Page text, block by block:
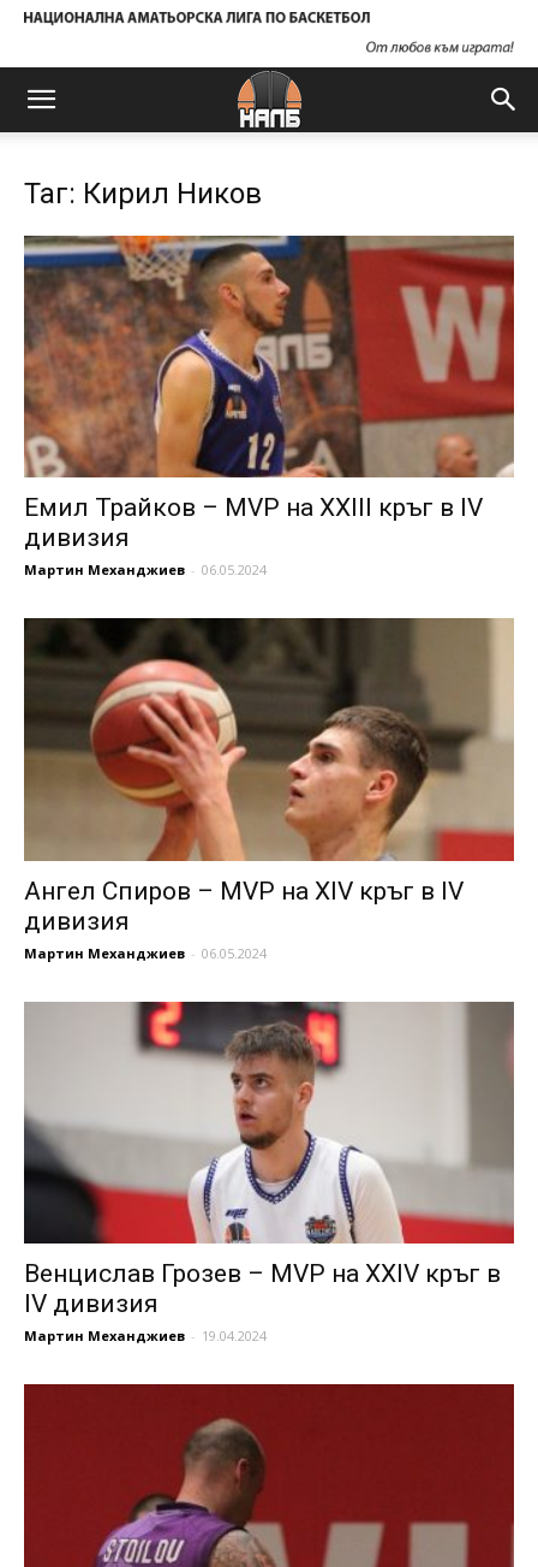
Таг: Кирил Ников
Емил Трайков – MVP на XXIII кръг в IV
дивизия
Мартин Механджиев - 06.05.2024
Ангел Спиров – MVP на XIV кръг в IV
дивизия
Мартин Механджиев - 06.05.2024
Венцислав Грозев – MVP на XXIV кръг в
IV дивизия
Мартин Механджиев - 19.04.2024